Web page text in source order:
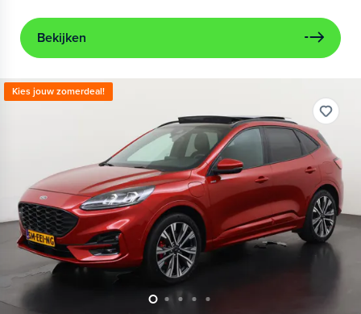
Bekijken
Kies jouw zomerdeal!